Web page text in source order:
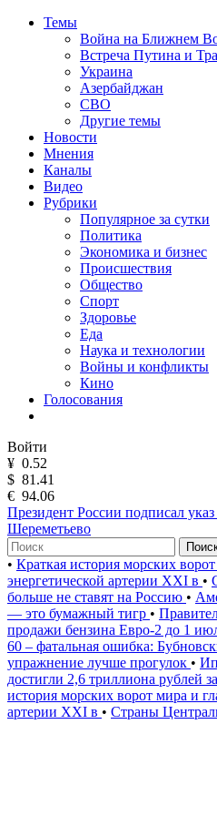
Темы
Война на Ближнем
Встреча Путина и
Украина
Азербайджан
СВО
Другие темы
Новости
Мнения
Каналы
Видео
Рубрики
Популярное за сутки
Политика
Экономика и бизнес
Происшествия
Общество
Спорт
Здоровье
Еда
Наука и технологии
Войны и конфликты
Кино
Голосования
Войти
¥ 0.52
$ 81.41
€ 94.06
Президент России подписал
Шереметьево
• Краткая история морских
энергетической артерии XXI в •
больше не ставят на Россию •
— это бумажный тигр •
продажи бензина Евро-2 до 1
60 – фатальная ошибка:
упражнение лучше прогулок •
достигли 2,6 триллиона рублей
история морских ворот мира и
артерии XXI в • Страны